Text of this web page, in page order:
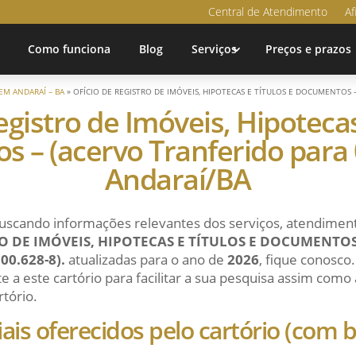
Central de Atendimento
Como funciona Blog Serviços Preços e prazos
ANDARAÍ – BA» OFÍCIO DE REGISTRO DE IMÓVEIS, HIPOTECAS E TÍTULOS E
de Imóveis,
– (acervo Tranferido para
Andaraí/BA
informações relevantes dos serviços,
DE IMÓVEIS, HIPOTECAS E TÍTULOS E
8). atualizadas para o ano de 2026, fique
este cartório para facilitar a sua pesquisa assim como
oferecidos pelo cartório (com